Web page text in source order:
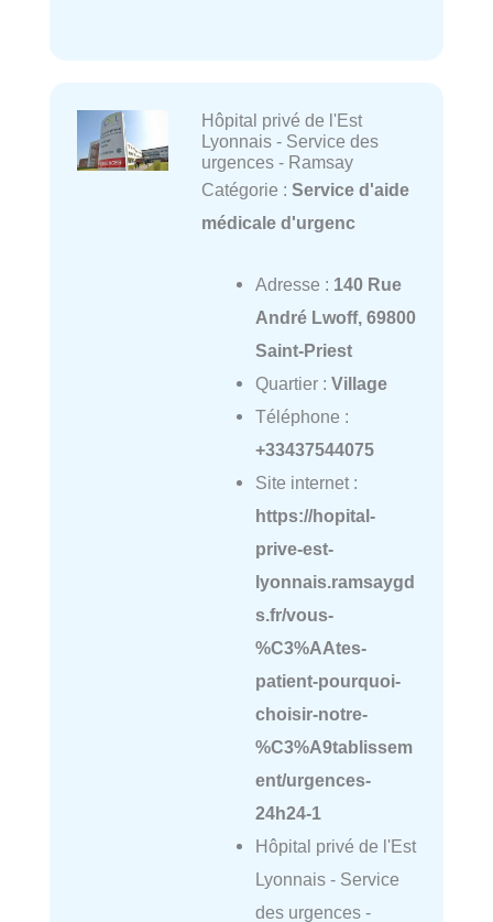
Hôpital privé de l'Est
Lyonnais - Service des
urgences - Ramsay
Catégorie : Service d'aide
médicale d'urgenc
Adresse : 140 Rue
André Lwoff, 69800
Saint-Priest
Quartier : Village
Téléphone :
+33437544075
Site internet :
https://hopital-
prive-est-
lyonnais.ramsaygd
s.fr/vous-
%C3%AAtes-
patient-pourquoi-
choisir-notre-
%C3%A9tablissem
ent/urgences-
24h24-1
Hôpital privé de l'Est
Lyonnais - Service
des urgences -